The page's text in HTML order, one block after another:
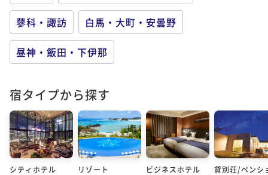
蓼科・諏訪 白馬・大町・安曇野
昼神・飯田・下伊那
宿タイプから探す
シティホテル リゾート ビジネスホテル
貸別荘/ペンシ